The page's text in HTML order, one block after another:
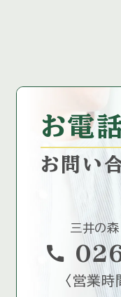
お電
お問い
三井の
call
〈 営業